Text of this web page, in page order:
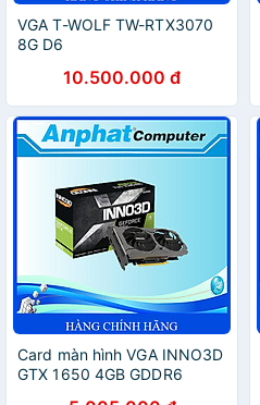
VGA T-WOLF TW-RTX3070
8G D6
DP*3/2Fan/8pin*2) - Hàng
Chính Hãng
10.500.000 đ
Card màn hình VGA INNO3D
GTX 1650 4GB GDDR6